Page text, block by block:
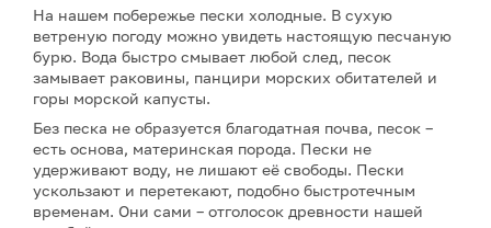
На нашем побережье пески холодные. В сухую
ветреную погоду можно увидеть настоящую песчаную
бурю. Вода быстро смывает любой след, песок
замывает раковины, панцири морских обитателей и
горы морской капусты.
Без песка не образуется благодатная почва, песок –
есть основа, материнская порода. Пески не
удерживают воду, не лишают её свободы. Пески
ускользают и перетекают, подобно быстротечным
временам. Они сами – отголосок древности нашей